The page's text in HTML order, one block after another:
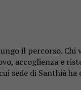
il percorso. Chi
accoglienza e
sede di Santhià